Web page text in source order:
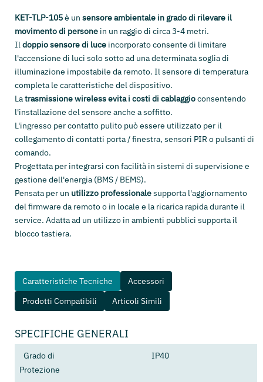
KET-TLP-105è un sensore ambientale in grado di rilevare il
movimento di persone in un raggio di circa 3-4 metri.
Ildoppio sensore di luce incorporato consente di limitare
l'accensione di luci solo sotto ad una determinata soglia di
illuminazione impostabile da remoto. Il sensore di temperatura
completa le caratteristiche del dispositivo.
Latrasmissione wireless evita i costi di cablaggioconsentendo
l'installazione del sensore anche a soffitto.
L'ingresso per contatto pulito può essere utilizzato per il
collegamento di contatti porta / finestra, sensori PIR o pulsanti di
comando.
Progettata per integrarsi con facilità in sistemi di supervisione e
gestione dell'energia (BMS / BEMS).
Pensata per un utilizzo professionalesupporta l'aggiornamento
del firmware da remoto o in locale e la ricarica rapida durante il
service. Adatta ad un utilizzo in ambienti pubblici supporta il
blocco tastiera.
Caratteristiche Tecniche
Accessori
Prodotti Compatibili
Articoli Simili
SPECIFICHE GENERALI
Grado di
Protezione
IP40